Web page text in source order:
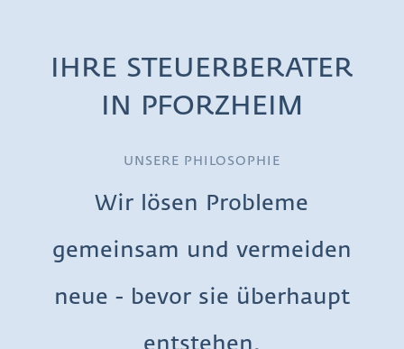
IHRE STEUERBERATER
IN PFORZHEIM
UNSERE PHILOSOPHIE
Wir lösen Probleme
gemeinsam und vermeiden
neue - bevor sie überhaupt
entstehen.